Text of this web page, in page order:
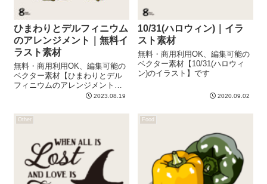
ひまわりとデルフィニウム
のアレンジメント｜無料イ
ラスト素材
無料・商用利用OK、編集可能の
ベクター素材【ひまわりとデル
フィニウムのアレンジメントの
2023.08.19
10/31(ハロウィン)｜イラ
スト素材
無料・商用利用OK、編集可能の
ベクター素材【10/31(ハロウィ
ン)のイラスト】です
2020.09.02
Other Food